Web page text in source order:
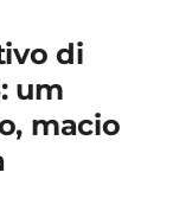
di
um
macio